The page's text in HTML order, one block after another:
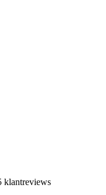
klantreviews